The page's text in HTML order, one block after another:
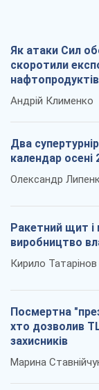
Як атаки Сил
скоротили
нафтопродуктів
Андрій Клименко
Два
календар осені
Олександр
Ракетний щит і
виробництво
Кирило Татарінов
Посмертна
хто дозволив
захисників
Марина